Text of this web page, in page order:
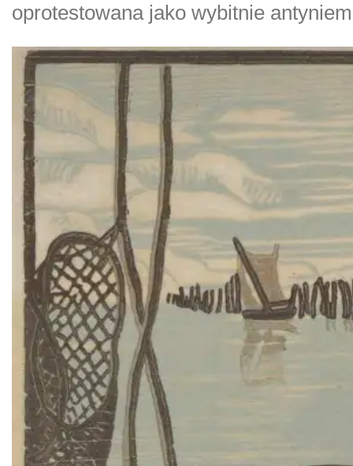
oprotestowana jako wybitnie